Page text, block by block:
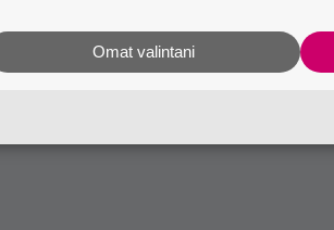
Omat valintani